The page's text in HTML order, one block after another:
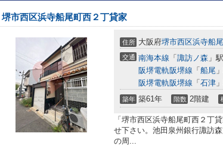
堺市西区浜寺船尾町西２丁貸家
住所 大阪府堺市西区浜寺船
交通 南海本線 「 諏訪ノ森 」
阪堺電軌阪堺線 「 船尾
阪堺電軌阪堺線 「 石津
築年 築61年 階数 2階建
「堺市西区浜寺船尾町西２丁
せ下さい。池田泉州銀行諏訪
の周...